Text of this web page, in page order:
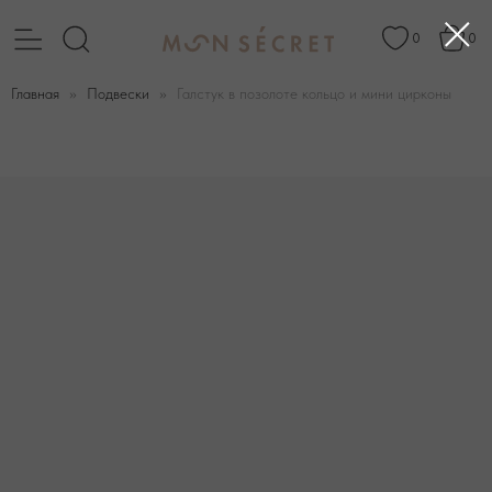
Главная Подвески Галстук в позолоте кольцо и мини цирконы